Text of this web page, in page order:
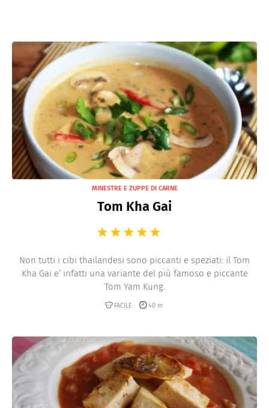
MINESTRE E ZUPPE DI CARNE
Tom Kha Gai
Non tutti i cibi thailandesi sono piccanti e speziati: il Tom
Kha Gai e’ infatti una variante del più famoso e piccante
Tom Yam Kung.
FACILE 40 m